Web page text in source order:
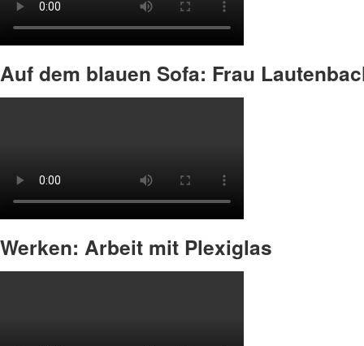
Auf dem blauen Sofa: Frau
Werken: Arbeit mit Plexiglas